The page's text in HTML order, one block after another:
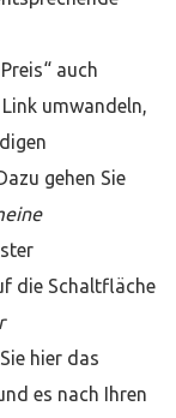
auch
umwandeln,
gehen Sie
die Schaltfläche
hier das
es nach Ihren